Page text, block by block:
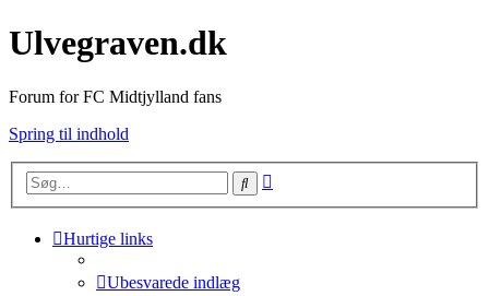
Ulvegraven.dk
Forum for FC Midtjylland fans
Spring til indhold
Søg
Hurtige links
Ubesvarede indlæg